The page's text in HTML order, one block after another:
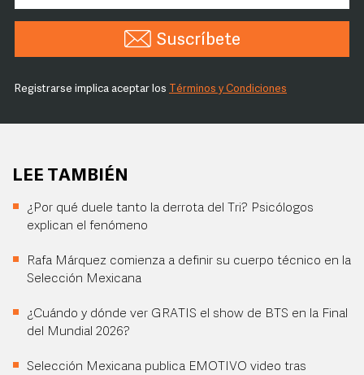
Suscríbete
Registrarse implica aceptar los Términos y Condiciones
LEE TAMBIÉN
¿Por qué duele tanto la derrota del Tri? Psicólogos
explican el fenómeno
Rafa Márquez comienza a definir su cuerpo técnico en la
Selección Mexicana
¿Cuándo y dónde ver GRATIS el show de BTS en la Final
del Mundial 2026?
Selección Mexicana publica EMOTIVO video tras